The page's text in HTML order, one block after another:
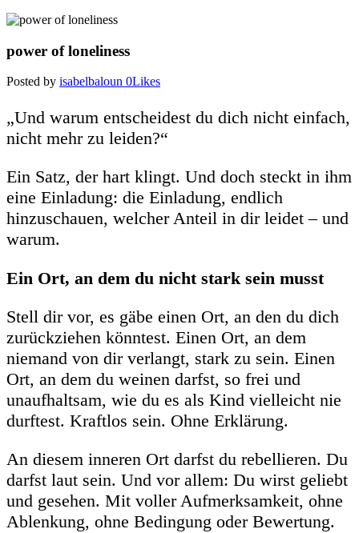
power of loneliness
Posted by isabelbaloun 0Likes
„Und warum entscheidest du dich nicht einfach,
nicht mehr zu leiden?“
Ein Satz, der hart klingt. Und doch steckt in ihm
eine Einladung: die Einladung, endlich
hinzuschauen, welcher Anteil in dir leidet – und
warum.
Ein Ort, an dem du nicht stark sein musst
Stell dir vor, es gäbe einen Ort, an den du dich
zurückziehen könntest. Einen Ort, an dem
niemand von dir verlangt, stark zu sein. Einen
Ort, an dem du weinen darfst, so frei und
unaufhaltsam, wie du es als Kind vielleicht nie
durftest. Kraftlos sein. Ohne Erklärung.
An diesem inneren Ort darfst du rebellieren. Du
darfst laut sein. Und vor allem: Du wirst geliebt
und gesehen. Mit voller Aufmerksamkeit, ohne
Ablenkung, ohne Bedingung oder Bewertung.